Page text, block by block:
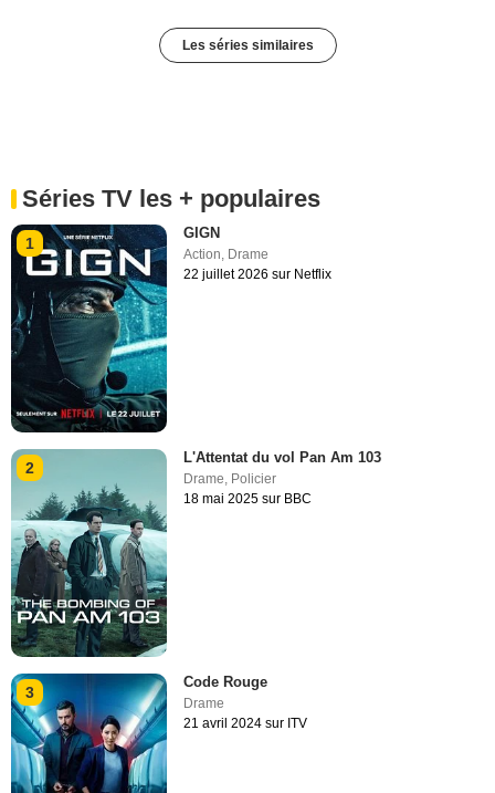
Les séries similaires
Séries TV les + populaires
1
GIGN
Action Drame
22 juillet 2026 sur Netflix
2
L'Attentat du vol Pan Am 103
Drame, Policier
18 mai 2025 sur BBC
3
Code Rouge
Drame
21 avril 2024 sur ITV